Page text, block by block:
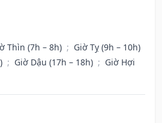
Thìn (7h – 8h) ; Giờ Tỵ (9h – 10h)
; Giờ Dậu (17h – 18h) ; Giờ Hợi